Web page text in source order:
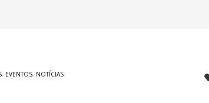
, EVENTOS, NOTÍCIAS